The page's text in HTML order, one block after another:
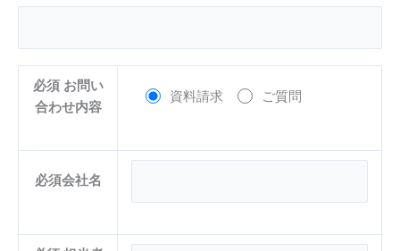
必須お問い
合わせ内容
資料請求 ご質問
必須会社名